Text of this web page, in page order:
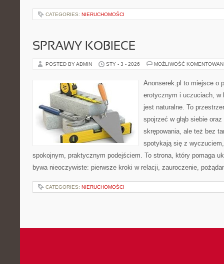
CATEGORIES: NIERUCHOMOŚCI
SPRAWY KOBIECE
POSTED BY ADMIN STY - 3 - 2026 MOŻLIWOŚĆ
Anonserek.pl to miejsce o
erotycznym i uczuciach, w
jest naturalne. To
spojrzeć w głąb siebie
skrępowania, ale też bez
spotykają się z
spokojnym, praktycznym podejściem. To strona, który pomaga
bywa nieoczywiste: pierwsze kroki w relacji, zauroczenie,
CATEGORIES: NIERUCHOMOŚCI